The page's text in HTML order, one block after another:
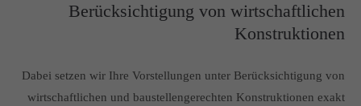
Berücksichtigung von wirtschaftlichen
Konstruktionen
Dabei setzen wir Ihre Vorstellungen unter Berücksichtigung von
wirtschaftlichen und baustellengerechten Konstruktionen exakt